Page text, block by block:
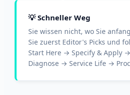
💡 Schneller Weg
Sie wissen nicht, wo Sie
Sie zuerst Editor's Picks und
Start Here → Specify & Apply
Diagnose → Service Life →